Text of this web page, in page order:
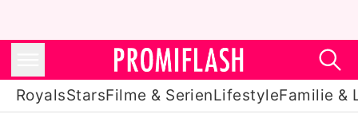
RoyalsStarsFilme & SerienLifestyleFamilie &